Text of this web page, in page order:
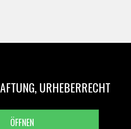
URHEBERRECHT
ÖFFNEN